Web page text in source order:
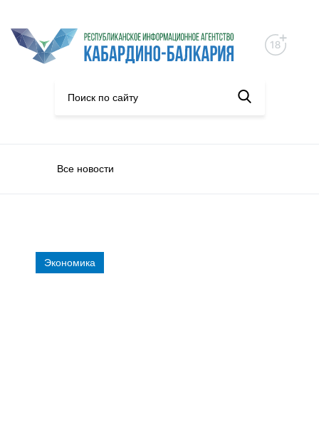
Все новости
Экономика